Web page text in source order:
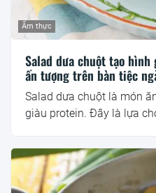
Ẩm thực
Salad dưa chuột tạo
ấn tượng trên bàn tiệc
Salad dưa chuột là món
giàu protein. Đây là lựa